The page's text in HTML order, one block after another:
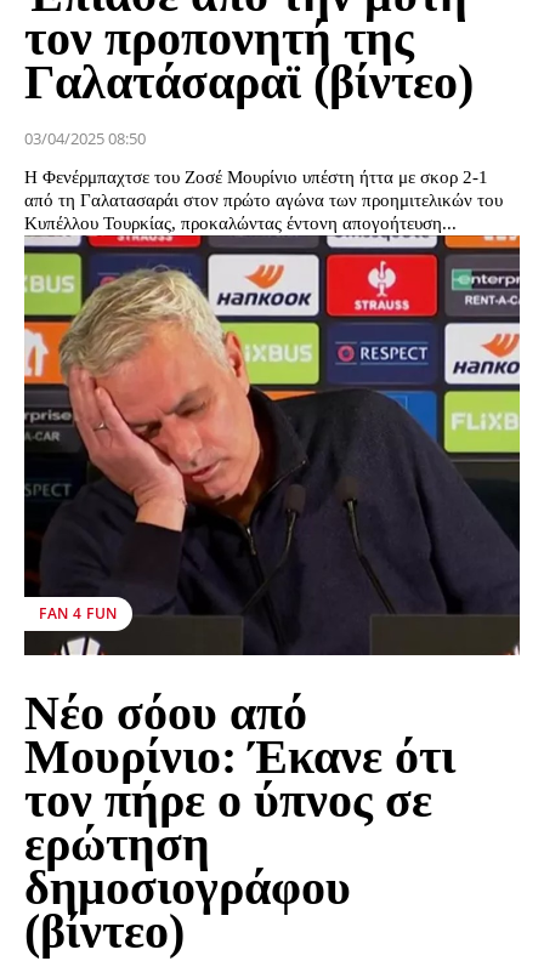
τον προπονητή της
Γαλατάσαραϊ (βίντεο)
03/04/2025 08:50
Η Φενέρμπαχτσε του Ζοσέ Μουρίνιο υπέστη ήττα με σκορ 2-1
από τη Γαλατασαράι στον πρώτο αγώνα των προημιτελικών του
Κυπέλλου Τουρκίας, προκαλώντας έντονη απογοήτευση...
FAN 4 FUN
Νέο σόου από
Μουρίνιο: Έκανε ότι
τον πήρε ο ύπνος σε
ερώτηση
δημοσιογράφου
(βίντεο)